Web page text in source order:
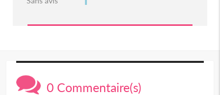
0 Commentaire(s)